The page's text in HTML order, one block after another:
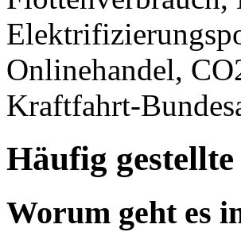
Onlinehandel,
Kraftfahrt-
Häufig
Worum geht es